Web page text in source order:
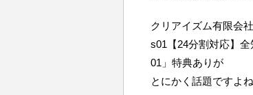
クリアイズム有限会
s01【24分割対応】
01」特典ありが
とにかく話題ですよね